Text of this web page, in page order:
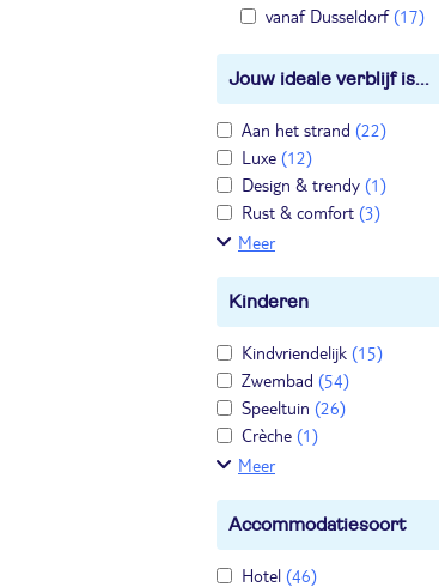
vanaf Dusseldorf(17)
Jouw ideale verblijf is...
Aan het strand (22)
Luxe (12)
Design & trendy (1)
Rust & comfort (3)
Meer
Kinderen
Kindvriendelijk (15)
Zwembad (54)
Speeltuin (26)
Crèche (1)
Meer
Accommodatiesoort
Hotel (46)